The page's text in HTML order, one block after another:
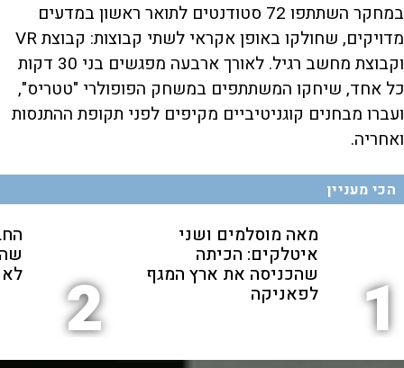
במחקר השתתפו 72 סטודנטים לתואר ראשון במדעים
מדויקים, שחולקו באופן אקראי לשתי קבוצות: קבוצת VR
וקבוצת מחשב רגיל. לאורך ארבעה מפגשים בני 30 דקות
כל אחד, שיחקו המשתתפים במשחק הפופולרי "טטריס",
ועברו מבחנים קוגניטיביים מקיפים לפני תקופת ההתנסות
ואחריה.
הכי מעניין
1
מאה מוסלמים ושני
איטלקים: הכיתה
שהכניסה את ארץ המגף
לפאניקה 2